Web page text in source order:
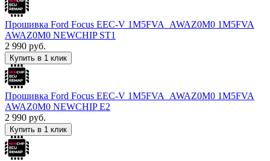
Прошивка Ford Focus EEC-V 1M5FVA_AWAZ0M0 1M5FVA
AWAZ0M0 NEWCHIP ST1
2 990 руб.
Купить в 1 клик
Прошивка Ford Focus EEC-V 1M5FVA_AWAZ0M0 1M5FVA
AWAZ0M0 NEWCHIP E2
2 990 руб.
Купить в 1 клик